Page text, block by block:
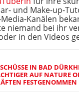
und Make-up-
Kanälen
niemand bei ihr
in den Videos
IN BAD
AUF NATURE
FESTGENOMMEN